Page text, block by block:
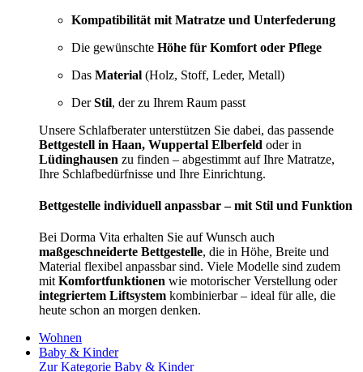
Kompatibilität mit Matratze und Unterfederung
Die gewünschte Höhe für Komfort oder Pflege
Das Material (Holz, Stoff, Leder, Metall)
DerStil, der zu Ihrem Raum passt
Unsere Schlafberater unterstützen Sie dabei, das passende
Bettgestell in Haan, Wuppertal Elberfeld oder in
Lüdinghausen zu finden – abgestimmt auf Ihre Matratze,
Ihre Schlafbedürfnisse und Ihre Einrichtung.
Bettgestelle individuell anpassbar – mit Stil und Funktion
Bei Dorma Vita erhalten Sie auf Wunsch auch
maßgeschneiderte Bettgestelle, die in Höhe, Breite und
Material flexibel anpassbar sind. Viele Modelle sind zudem
mit Komfortfunktionen wie motorischer Verstellung oder
integriertem Liftsystem kombinierbar – ideal für alle, die
heute schon an morgen denken.
Wohnen
Baby & Kinder
Zur Kategorie Baby & Kinder